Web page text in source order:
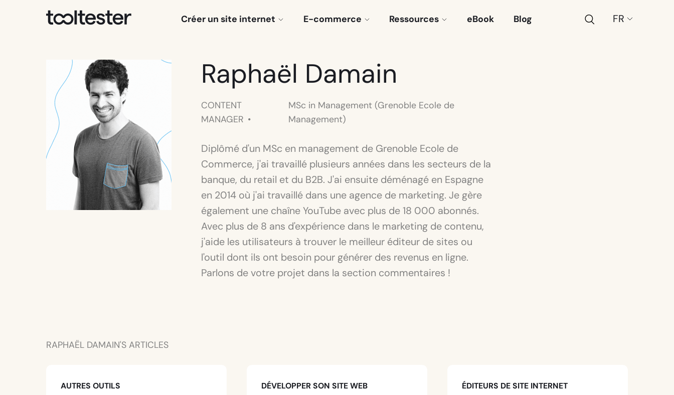
Tooltester Créer un site internet E-commerce Ressources eBook Blog Recherche
Choose
Raphaël Damain
CONTENT
MANAGER
MSc in Management (Grenoble Ecole de
Management)
Diplômé d'un MSc en management de Grenoble Ecole de
Commerce, j'ai travaillé plusieurs années dans les secteurs de la
banque, du retail et du B2B. J'ai ensuite déménagé en Espagne
en 2014 où j'ai travaillé dans une agence de marketing. Je gère
également une chaîne YouTube avec plus de 18 000 abonnés.
Avec plus de 8 ans d'expérience dans le marketing de contenu,
j'aide les utilisateurs à trouver le meilleur éditeur de sites ou
l'outil dont ils ont besoin pour générer des revenus en ligne.
Parlons de votre projet dans la section commentaires !
RAPHAËL DAMAIN'S ARTICLES
AUTRES OUTILS DÉVELOPPER SON SITE WEB ÉDITEURS DE SITE INTERNET